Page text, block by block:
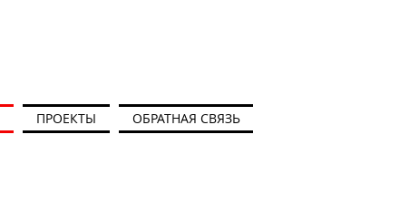
ПРОЕКТЫ ОБРАТНАЯ СВЯЗЬ